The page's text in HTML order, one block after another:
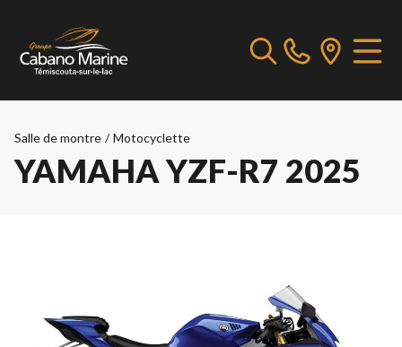
Salle de montre / Motocyclette
YAMAHA YZF-R7 2025